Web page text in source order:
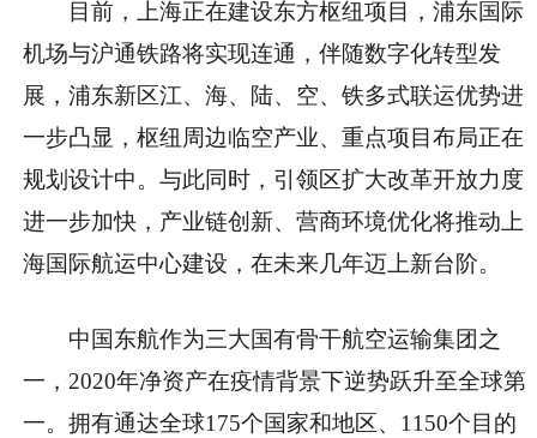
目前，上海正在建设东方枢纽项目，浦东国际
机场与沪通铁路将实现连通，伴随数字化转型发
展，浦东新区江、海、陆、空、铁多式联运优势进
一步凸显，枢纽周边临空产业、重点项目布局正在
规划设计中。与此同时，引领区扩大改革开放力度
进一步加快，产业链创新、营商环境优化将推动上
海国际航运中心建设，在未来几年迈上新台阶。
中国东航作为三大国有骨干航空运输集团之
一，2020年净资产在疫情背景下逆势跃升至全球第
一。拥有通达全球175个国家和地区、1150个目的